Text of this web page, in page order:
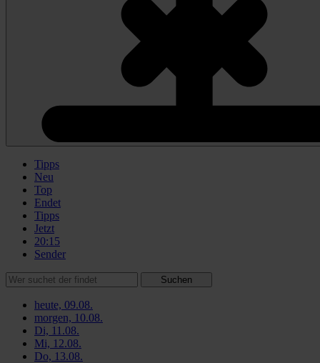
Tipps
Neu
Top
Endet
Tipps
Jetzt
20:15
Sender
Suchen
heute, 09.08.
morgen, 10.08.
Di, 11.08.
Mi, 12.08.
Do, 13.08.